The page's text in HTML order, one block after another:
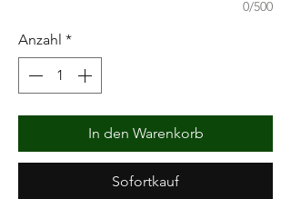
0/500
Anzahl *
In den Warenkorb
Sofortkauf